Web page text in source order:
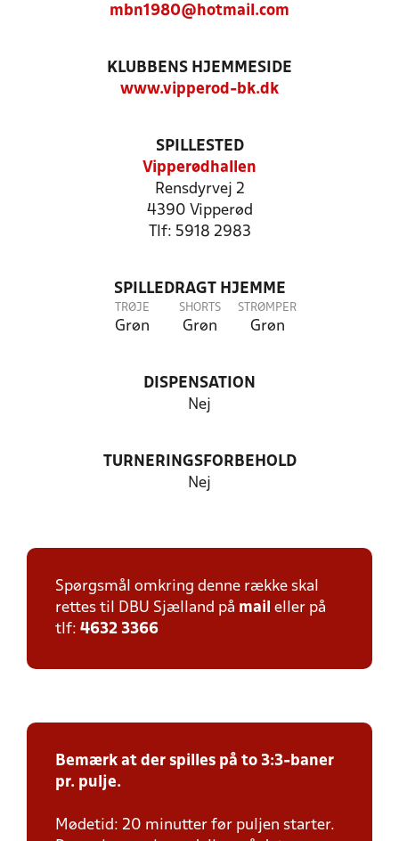
mbn1980@hotmail.com
KLUBBENS HJEMMESIDE
www.vipperod-bk.dk
SPILLESTED
Vipperødhallen
Rensdyrvej 2
4390 Vipperød
Tlf: 5918 2983
SPILLEDRAGT HJEMME
TRØJE
Grøn
SHORTS
Grøn
STRØMPER
Grøn
DISPENSATION
Nej
TURNERINGSFORBEHOLD
Nej
Spørgsmål omkring denne række skal
rettes til DBU Sjælland på mail eller på
tlf: 4632 3366
Bemærk at der spilles på to 3:3-baner
pr. pulje.
Mødetid: 20 minutter før puljen starter.